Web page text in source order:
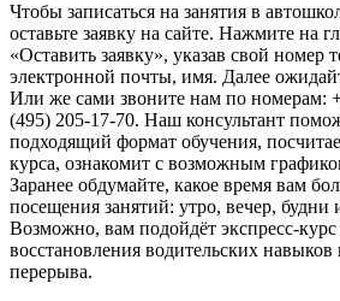
Чтобы записаться на занятия в
оставьте заявку на сайте. Нажмите на
«Оставить заявку», указав свой номер
электронной почты, имя. Далее
Или же сами звоните нам по номерам:
(495) 205-17-70. Наш консультант
подходящий формат обучения,
курса, ознакомит с возможным
Заранее обдумайте, какое время вам
посещения занятий: утро, вечер,
Возможно, вам подойдёт экспресс-
восстановления водительских навыков
перерыва.